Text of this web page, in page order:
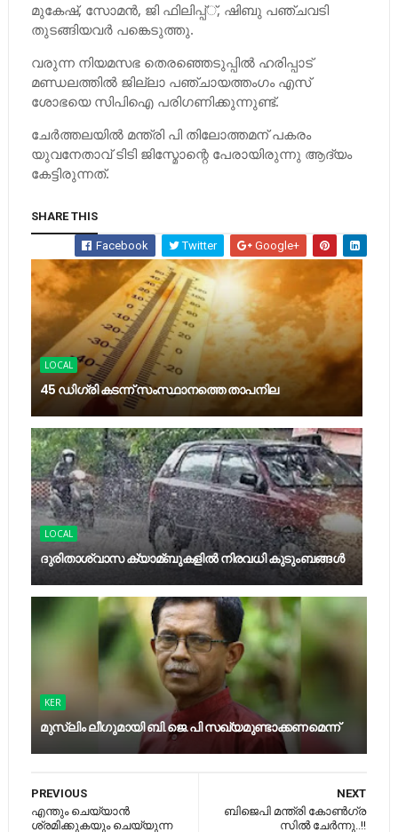
മുകേഷ്, സോമന്‍, ജി ഫിലിപ്പ്്, ഷിബു പഞ്ചവടി
തുടങ്ങിയവര്‍ പങ്കെടുത്തു.
വരുന്ന നിയമസഭ തെരഞ്ഞെടുപ്പില്‍ ഹരിപ്പാട്
മണ്ഡലത്തില്‍ ജില്ലാ പഞ്ചായത്തംഗം എസ്
ശോഭയെ സിപിഐ പരിഗണിക്കുന്നുണ്ട്.
ചേര്‍ത്തലയില്‍ മന്ത്രി പി തിലോത്തമന് പകരം
യുവനേതാവ് ടിടി ജിസ്മോന്റെ പേരായിരുന്നു ആദ്യം
കേട്ടിരുന്നത്.
SHARE THIS
Facebook Twitter Google+
LOCAL
45 ഡിഗ്രി കടന്ന് സംസ്ഥാനത്തെ താപനില
LOCAL
ദുരിതാശ്വാസ ക്യാമ്ബുകളിൽ നിരവധി കുടുംബങ്ങൾ
KER
മുസ്‍ലിം ലീഗുമായി ബി.ജെ.പി സഖ്യമുണ്ടാക്കണമെന്ന്
NEXT
ബി​ജെ​പി മ​ന്ത്രി കോ​ണ്‍​ഗ്ര​
സി​ല്‍ ചേ​ര്‍​ന്നു‌..!!
PREVIOUS
എന്തും ചെയ്യാന്‍
ശ്രമിക്കുകയും ചെയ്യുന്ന